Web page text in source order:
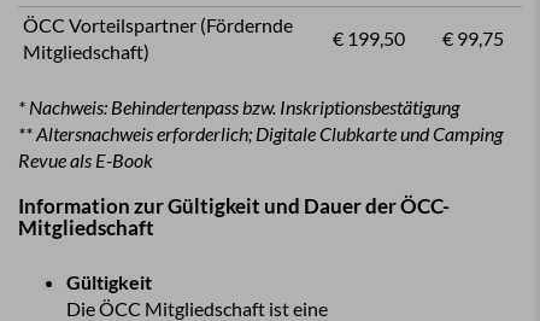
ÖCC Vorteilspartner (Fördernde
Mitgliedschaft)
€ 199,50 € 99,75
* Nachweis: Behindertenpass bzw. Inskriptionsbestätigung
**Altersnachweis erforderlich; Digitale Clubkarte und Camping
Revue als E-Book
Information zur Gültigkeit und Dauer der ÖCC-
Mitgliedschaft
Gültigkeit
Die ÖCC Mitgliedschaft ist eine